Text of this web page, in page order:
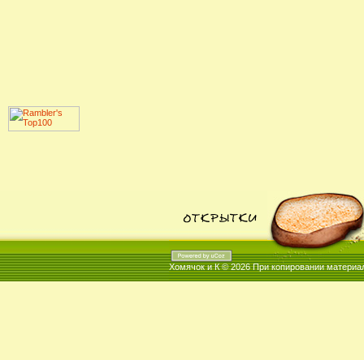
Хомячок и К © 2026При копировании